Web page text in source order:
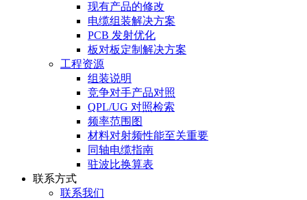
现有产品的修改
电缆组装解决方案
PCB 发射优化
板对板定制解决方案
工程资源
组装说明
竞争对手产品对照
QPL/UG 对照检索
频率范围图
材料对射频性能至关重要
同轴电缆指南
驻波比换算表
联系方式
联系我们